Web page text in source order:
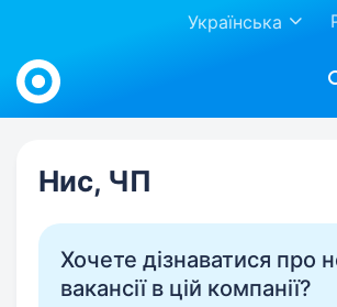
Українська
Work.ua
Нис, ЧП
Хочете дізнаватися про
вакансії в цій компанії?